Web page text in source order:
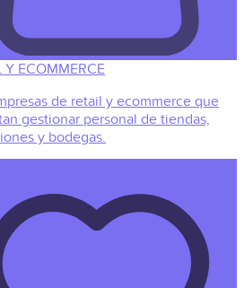
Y ECOMMERCE
de retail y ecommerce que
gestionar personal de tiendas,
y bodegas.